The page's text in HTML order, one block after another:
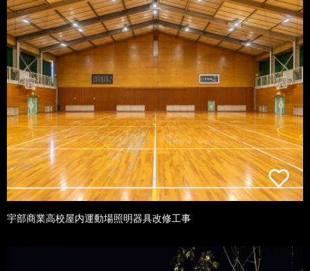
宇部商業高校屋内運動場照明器具改修工事